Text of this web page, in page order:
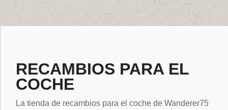
RECAMBIOS PARA EL
COCHE
La tienda de recambios para el coche de Wanderer75